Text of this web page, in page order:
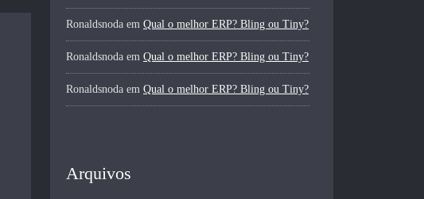
Ronaldsnoda em Qual o melhor ERP? Bling ou Tiny?
Ronaldsnoda em Qual o melhor ERP? Bling ou Tiny?
Ronaldsnoda em Qual o melhor ERP? Bling ou Tiny?
Arquivos